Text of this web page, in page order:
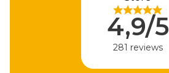
4,9/5
281 reviews